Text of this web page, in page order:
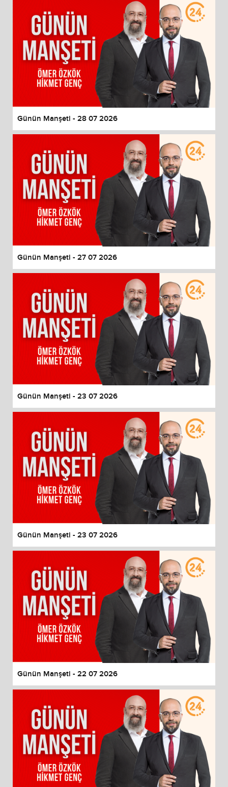
Günün Manşeti - 28 07 2026
Günün Manşeti - 27 07 2026
Günün Manşeti - 23 07 2026
Günün Manşeti - 23 07 2026
Günün Manşeti - 22 07 2026